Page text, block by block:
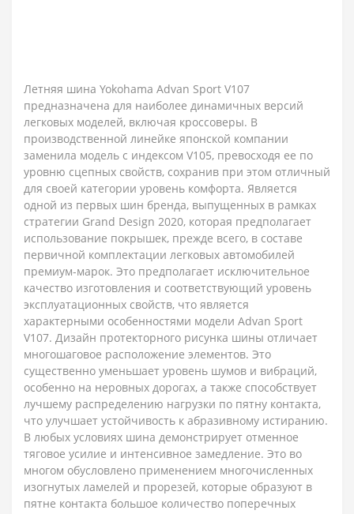
Летняя шина Yokohama Advan Sport V107
предназначена для наиболее динамичных версий
легковых моделей, включая кроссоверы. В
производственной линейке японской компании
заменила модель с индексом V105, превосходя ее по
уровню сцепных свойств, сохранив при этом отличный
для своей категории уровень комфорта. Является
одной из первых шин бренда, выпущенных в рамках
стратегии Grand Design 2020, которая предполагает
использование покрышек, прежде всего, в составе
первичной комплектации легковых автомобилей
премиум-марок. Это предполагает исключительное
качество изготовления и соответствующий уровень
эксплуатационных свойств, что является
характерными особенностями модели Advan Sport
V107. Дизайн протекторного рисунка шины отличает
многошаговое расположение элементов. Это
существенно уменьшает уровень шумов и вибраций,
особенно на неровных дорогах, а также способствует
лучшему распределению нагрузки по пятну контакта,
что улучшает устойчивость к абразивному истиранию.
В любых условиях шина демонстрирует отменное
тяговое усилие и интенсивное замедление. Это во
многом обусловлено применением многочисленных
изогнутых ламелей и прорезей, которые образуют в
пятне контакта большое количество поперечных